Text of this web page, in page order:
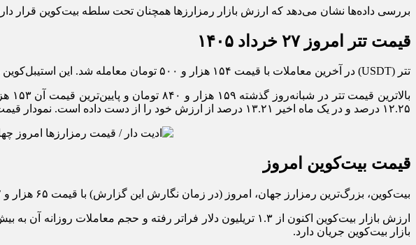
بررسی داده‌ها نشان می‌دهد که ارزش بازار رمزارزها همچنان تحت سلطه بیت‌کوین قرار
قیمت تتر امروز ۲۷ خرداد ۱۴۰۵
تتر (USDT) در آخرین معاملات با قیمت ۱۵۴ هزار و ۵۰۰ تومان معامله شد. این استیبل‌کوین طی ۲۴ ساعت گذشته ۳.۰۸ درصد کاهش قیمت را تجربه کرده است.
۱۲.۲۵ درصد و در یک ماه اخیر ۱۳.۲۱ درصد از ارزش خود را از دست داده است. نمودار قیمت تتر در ۲۴ ساعت گذشته را در ادامه می‌بینید؛
قیمت بیت‌کوین امروز
بیت‌کوین، بزرگ‌ترین رمزارز جهان، امروز (در زمان نگارش این گزارش) با قیمت ۶۵ هزار و ۴۵۷ دلار معامله می‌شود. قیمت این رمزارز طی ۲۴ ساعت گذشته ۱.۲۹ درصد کاهش یافته است.
بازار بیت‌کوین جریان دارد.